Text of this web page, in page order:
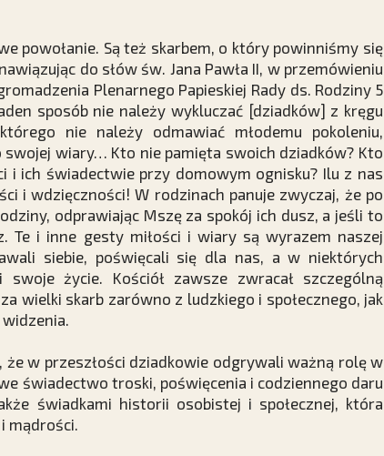
powołanie. Są też skarbem, o który powinniśmy się
do słów św. Jana Pawła II, w przemówieniu
Plenarnego Papieskiej Rady ds. Rodziny 5
sposób nie należy wykluczać [dziadków] z kręgu
nie należy odmawiać młodemu pokoleniu,
swojej wiary… Kto nie pamięta swoich dziadków? Kto
i ich świadectwie przy domowym ognisku? Ilu z nas
i wdzięczności! W rodzinach panuje zwyczaj, że po
odprawiając Mszę za spokój ich dusz, a jeśli to
Te i inne gesty miłości i wiary są wyrazem naszej
siebie, poświęcali się dla nas, a w niektórych
swoje życie. Kościół zawsze zwracał szczególną
wielki skarb zarówno z ludzkiego i społecznego, jak
że w przeszłości dziadkowie odgrywali ważną rolę w
świadectwo troski, poświęcenia i codziennego daru
świadkami historii osobistej i społecznej, która
mądrości.